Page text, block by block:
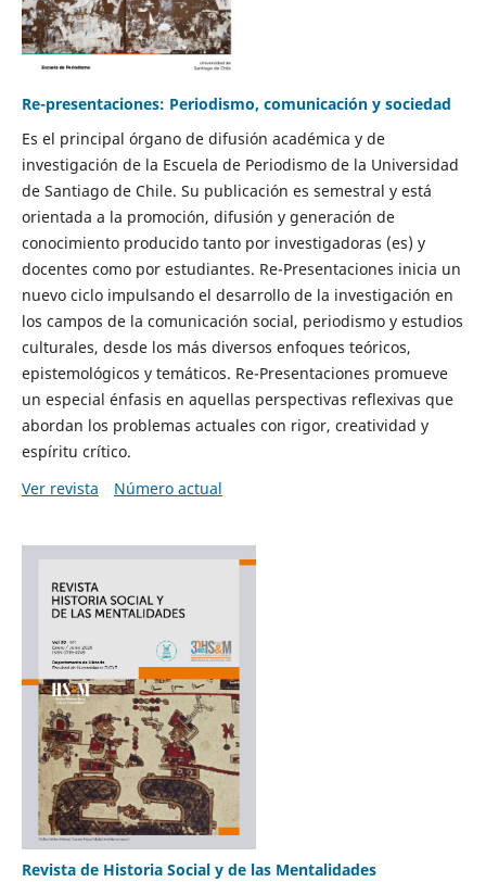
Re-presentaciones: Periodismo, comunicación y sociedad
Es el principal órgano de difusión académica y de
investigación de la Escuela de Periodismo de la Universidad
de Santiago de Chile. Su publicación es semestral y está
orientada a la promoción, difusión y generación de
conocimiento producido tanto por investigadoras (es) y
docentes como por estudiantes. Re-Presentaciones inicia un
nuevo ciclo impulsando el desarrollo de la investigación en
los campos de la comunicación social, periodismo y estudios
culturales, desde los más diversos enfoques teóricos,
epistemológicos y temáticos. Re-Presentaciones promueve
un especial énfasis en aquellas perspectivas reflexivas que
abordan los problemas actuales con rigor, creatividad y
espíritu crítico.
Ver revista
Número actual
Revista de Historia Social y de las Mentalidades